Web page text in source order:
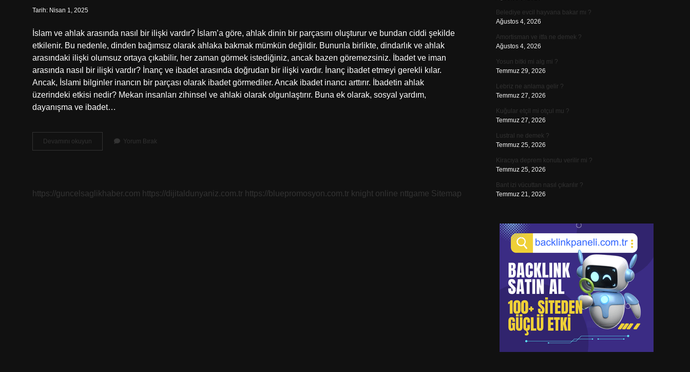
Tarih: Nisan 1, 2025
İslam ve ahlak arasında nasıl bir ilişki vardır? İslam’a göre, ahlak dinin bir parçasını oluşturur ve bundan ciddi şekilde
etkilenir. Bu nedenle, dinden bağımsız olarak ahlaka bakmak mümkün değildir. Bununla birlikte, dindarlık ve ahlak
arasındaki ilişki olumsuz ortaya çıkabilir, her zaman görmek istediğiniz, ancak bazen göremezsiniz. İbadet ve iman
arasında nasıl bir ilişki vardır? İnanç ve ibadet arasında doğrudan bir ilişki vardır. İnanç ibadet etmeyi gerekli kılar.
Ancak, İslami bilginler inancın bir parçası olarak ibadet görmediler. Ancak ibadet inancı arttırır. İbadetin ahlak
üzerindeki etkisi nedir? Mekan insanları zihinsel ve ahlaki olarak olgunlaştırır. Buna ek olarak, sosyal yardım,
dayanışma ve ibadet…
Devamını okuyun
Ve
Ilişki
Yorum Bırak
https://guncelsaglikhaber.com https://dijitaldunyaniz.com.tr https://bluepromosyon.com.tr knight online nttgame Sitemap
Belediye evcil hayvana bakar mı ?
Ağustos 4, 2026
Amortisman ve itfa ne demek ?
Ağustos 4, 2026
Yosun bitki mi alg mi ?
Temmuz 29, 2026
Lebriz ne anlama gelir ?
Temmuz 27, 2026
Kuğular etçil mi otçul mu ?
Temmuz 27, 2026
Lustral ne demek ?
Temmuz 25, 2026
Kiracıya deprem konutu verilir mi ?
Temmuz 25, 2026
Bant izi vücuttan nasıl çıkarılır ?
Temmuz 21, 2026